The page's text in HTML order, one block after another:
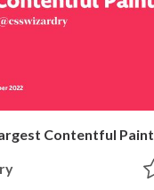
Contentful Paint